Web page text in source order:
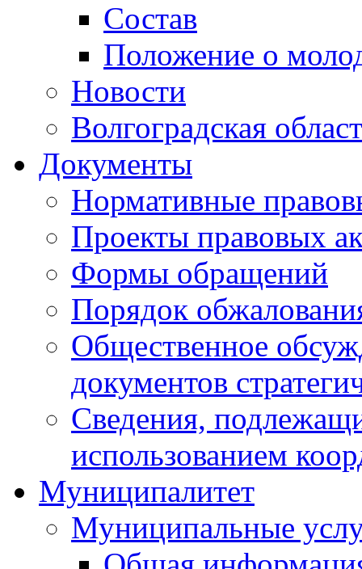
Состав
Положение о
Новости
Волгоградская
Документы
Нормативные
Проекты правовых
Формы обращений
Порядок
Общественное
документов
Сведения,
использованием
Муниципалитет
Муниципальные